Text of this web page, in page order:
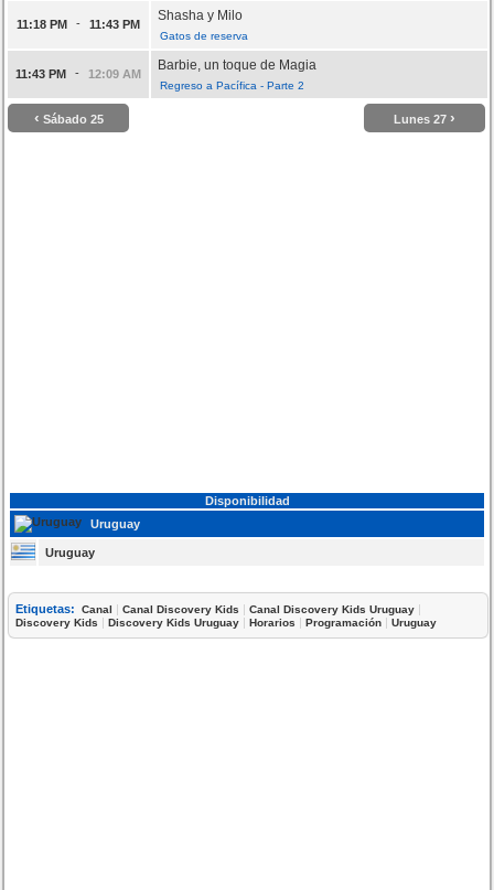
11:18 PM - 11:43 PM
Shasha y Milo
Gatos de reserva
11:43 PM - 12:09 AM
Barbie, un toque de Magia
Regreso a Pacífica - Parte 2
‹ Sábado 25 Lunes 27 ›
Disponibilidad
Uruguay
Uruguay
Etiquetas: Canal |Canal Discovery Kids |Canal Discovery Kids Uruguay |
Discovery Kids |Discovery Kids Uruguay |Horarios |Programación |Uruguay